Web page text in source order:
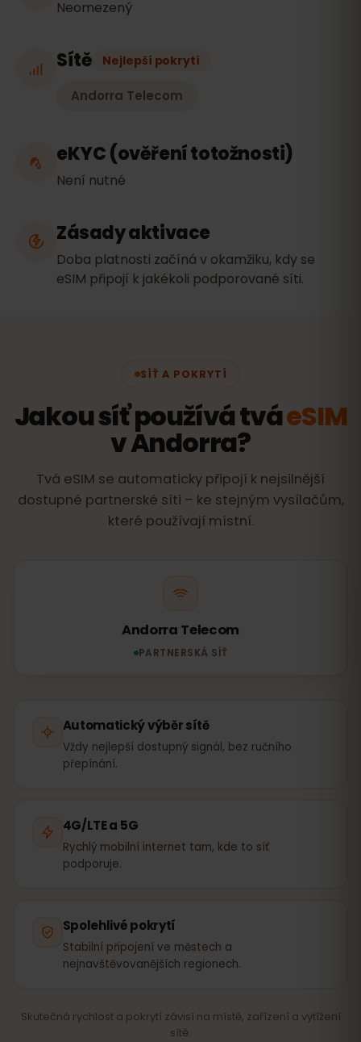
Neomezený
Sítě Nejlepší pokrytí
Andorra Telecom
eKYC (ověření totožnosti)
Není nutné
Zásady aktivace
Doba platnosti začíná v okamžiku, kdy se
eSIM připojí k jakékoli podporované síti.
SÍŤ A POKRYTÍ
Jakou síť používá tváeSIM
v Andorra?
Tvá eSIM se automaticky připojí k nejsilnější
dostupné partnerské síti – ke stejným vysílačům,
které používají místní.
Andorra Telecom
PARTNERSKÁ SÍŤ
Automatický výběr sítě
Vždy nejlepší dostupný signál, bez ručního
přepínání.
4G/LTE a 5G
Rychlý mobilní internet tam, kde to síť
podporuje.
Spolehlivé pokrytí
Stabilní připojení ve městech a
nejnavštěvovanějších regionech.
Skutečná rychlost a pokrytí závisí na místě, zařízení a vytížení
sítě.